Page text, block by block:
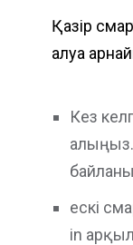
Қазір
алуға
Кез
ескі
in